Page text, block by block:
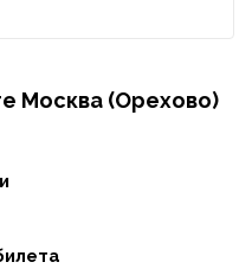
Москва (Орехово)